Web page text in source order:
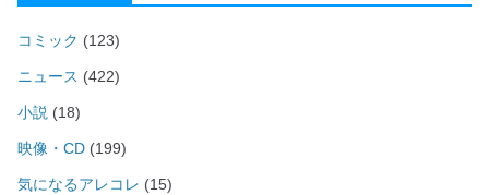
コミック (123)
ニュース (422)
小説 (18)
映像・CD (199)
気になるアレコレ (15)